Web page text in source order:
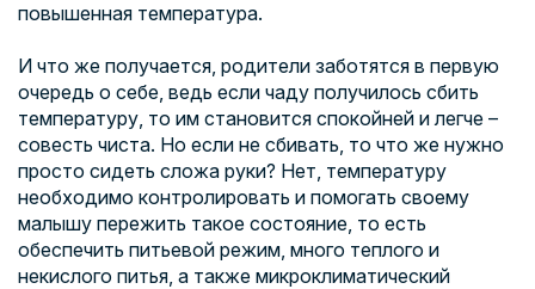
повышенная температура.
И что же получается, родители заботятся в первую
очередь о себе, ведь если чаду получилось сбить
температуру, то им становится спокойней и легче –
совесть чиста. Но если не сбивать, то что же нужно
просто сидеть сложа руки? Нет, температуру
необходимо контролировать и помогать своему
малышу пережить такое состояние, то есть
обеспечить питьевой режим, много теплого и
некислого питья, а также микроклиматический